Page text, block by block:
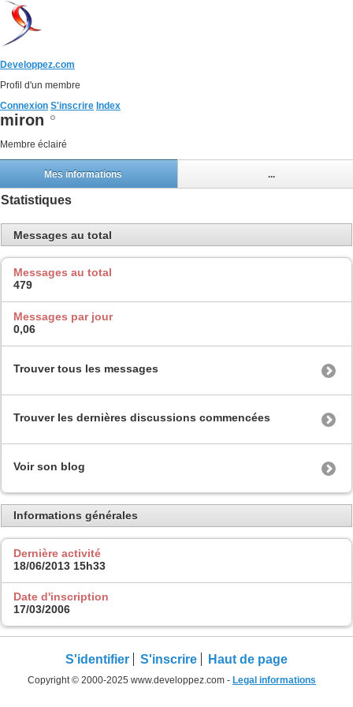
Developpez.com
Profil d'un membre
Connexion S'inscrire Index
miron
Membre éclairé
Mes informations ...
Statistiques
Messages au total
Messages au total
479
Messages par jour
0,06
Trouver tous les messages
Trouver les dernières discussions commencées
Voir son blog
Informations générales
Dernière activité
18/06/2013 15h33
Date d'inscription
17/03/2006
S'identifier S'inscrire Haut de page
Copyright © 2000-2025 www.developpez.com - Legal informations